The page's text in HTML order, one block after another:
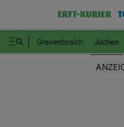
Grevenbroich Jüchen